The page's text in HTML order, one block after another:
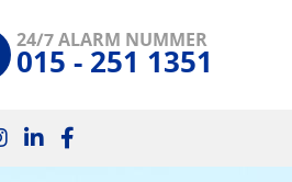
24/7 ALARM NUMMER
015 - 251 1351